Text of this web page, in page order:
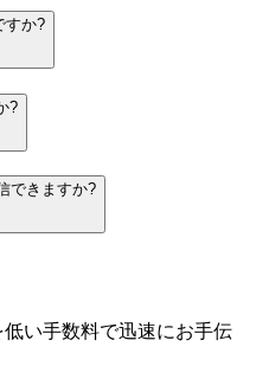
すか?
?
できますか?
い手数料で迅速にお手伝